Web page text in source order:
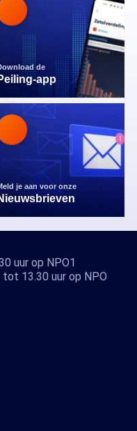
de
app
je aan voor onze
uur op NPO1
13.30 uur op NPO